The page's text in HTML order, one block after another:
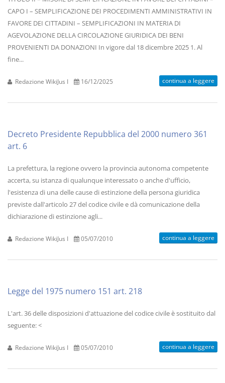
CAPO I – SEMPLIFICAZIONE DEI PROCEDIMENTI AMMINISTRATIVI IN
FAVORE DEI CITTADINI – SEMPLIFICAZIONI IN MATERIA DI
AGEVOLAZIONE DELLA CIRCOLAZIONE GIURIDICA DEI BENI
PROVENIENTI DA DONAZIONI In vigore dal 18 dicembre 2025 1. Al
fine...
Redazione WikiJus I 16/12/2025 continua a leggere
Decreto Presidente Repubblica del 2000 numero 361
art. 6
La prefettura, la regione ovvero la provincia autonoma competente
accerta, su istanza di qualunque interessato o anche d'ufficio,
l'esistenza di una delle cause di estinzione della persona giuridica
previste dall'articolo 27 del codice civile e dà comunicazione della
dichiarazione di estinzione agli...
Redazione WikiJus I 05/07/2010 continua a leggere
Legge del 1975 numero 151 art. 218
L'art. 36 delle disposizioni d'attuazione del codice civile è sostituito dal
seguente: <
Redazione WikiJus I 05/07/2010 continua a leggere